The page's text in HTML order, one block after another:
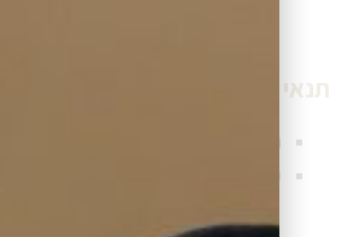
תנאי תשלום ומשלוח שעון:
תנאי תשלום גמישים (תשלומים ללא ריבית)